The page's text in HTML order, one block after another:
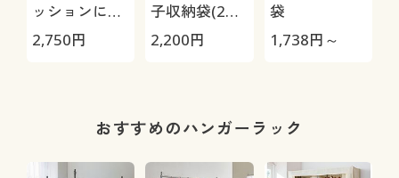
ッションにな
る布団収納袋
2,750円
子収納袋(2個
組)
2,200円
袋
1,738円～
おすすめのハンガーラック